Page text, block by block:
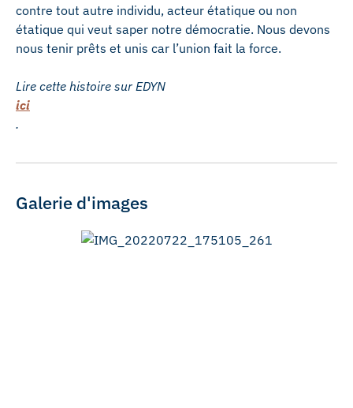
contre tout autre individu, acteur étatique ou non
étatique qui veut saper notre démocratie. Nous devons
nous tenir prêts et unis car l’union fait la force.
Lire cette histoire sur EDYN
ici
.
Galerie d'images